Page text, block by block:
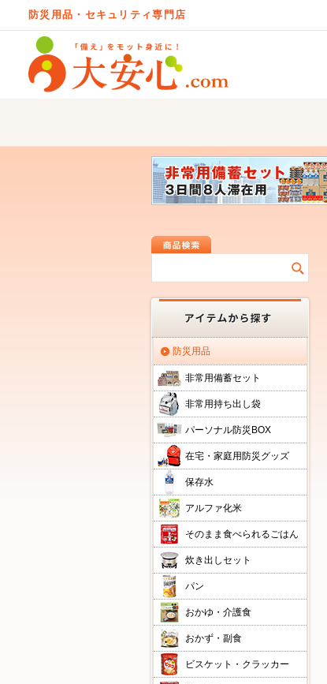
防災用品・セキュリティ専門店
防災用品
非常用備蓄セット
非常用持ち出し袋
パーソナル防災BOX
在宅・家庭用防災グッズ
保存水
アルファ化米
そのまま食べられるごはん
炊き出しセット
パン
おかゆ・介護食
おかず・副食
ビスケット・クラッカー